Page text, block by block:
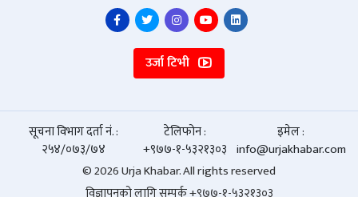
उर्जा टिभी
सूचना विभाग दर्ता नं. :
२५४/०७३/७४
टेलिफोन :
+९७७-१-५३२१३०३
इमेल :
info@urjakhabar.com
© 2026 Urja Khabar. All rights reserved